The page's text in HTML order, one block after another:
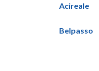
Acireale
Belpasso